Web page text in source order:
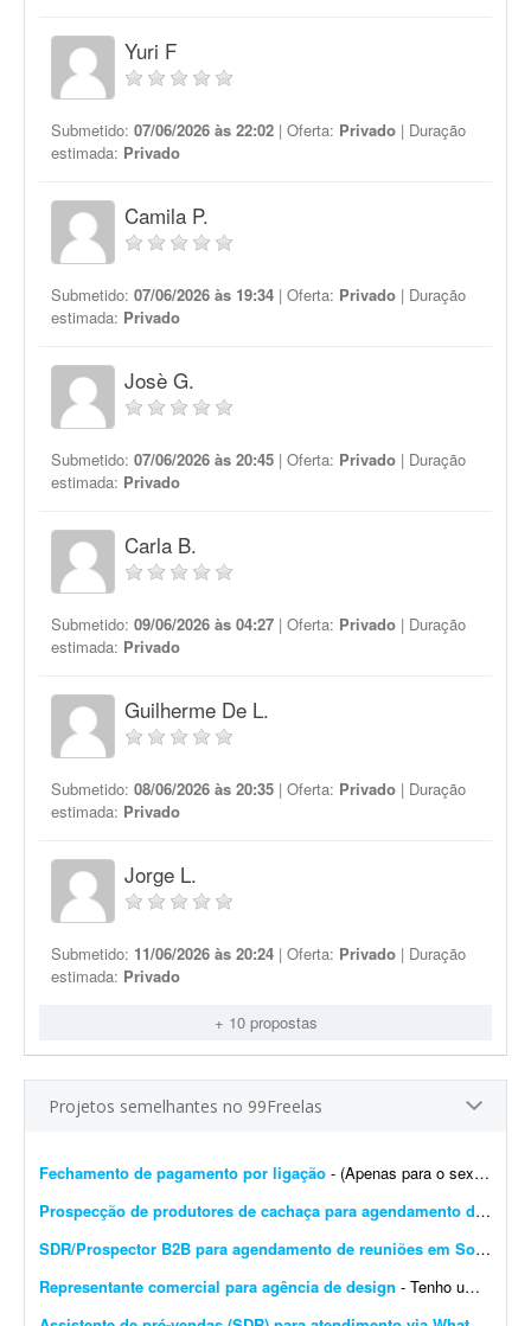
Yuri F
Submetido: 07/06/2026 às 22:02 | Oferta: Privado | Duração
estimada: Privado
Camila P.
Submetido: 07/06/2026 às 19:34 | Oferta: Privado | Duração
estimada: Privado
Josè G.
Submetido: 07/06/2026 às 20:45 | Oferta: Privado | Duração
estimada: Privado
Carla B.
Submetido: 09/06/2026 às 04:27 | Oferta: Privado | Duração
estimada: Privado
Guilherme De L.
Submetido: 08/06/2026 às 20:35 | Oferta: Privado | Duração
estimada: Privado
Jorge L.
Submetido: 11/06/2026 às 20:24 | Oferta: Privado | Duração
estimada: Privado
+ 10 propostas
Projetos semelhantes no 99Freelas
Fechamento de pagamento por ligação - (Apenas para o sexo feminino) - pagamento fixo Vendo um produto de emagrecimento pelo whatsapp. Porém tem pessoas que já sabem como funciona o produto, o valor. Elas falam qual valor...
Prospecção de produtores de cachaça para agendamento de demonstrações
SDR/Prospector B2B para agendamento de reuniões em Software House
Representante comercial para agência de design - Tenho uma agência de design e alguns projetos secundários ligados a ela. Porém, no momento estamos precisando de ajuda para atrair mais clientes. Para este primeiro trabalho, f...